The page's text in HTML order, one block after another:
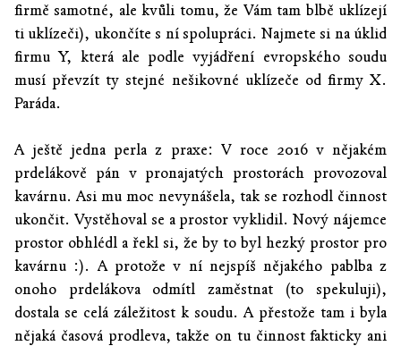
firmě samotné, ale kvůli tomu, že Vám tam blbě uklízejí
ti uklízeči), ukončíte s ní spolupráci. Najmete si na úklid
firmu Y, která ale podle vyjádření evropského soudu
musí převzít ty stejné nešikovné uklízeče od firmy X.
Paráda.
A ještě jedna perla z praxe: V roce 2016 v nějakém
prdelákově pán v pronajatých prostorách provozoval
kavárnu. Asi mu moc nevynášela, tak se rozhodl činnost
ukončit. Vystěhoval se a prostor vyklidil. Nový nájemce
prostor obhlédl a řekl si, že by to byl hezký prostor pro
kavárnu :). A protože v ní nejspíš nějakého pablba z
onoho prdelákova odmítl zaměstnat (to spekuluji),
dostala se celá záležitost k soudu. A přestože tam i byla
nějaká časová prodleva, takže on tu činnost fakticky ani